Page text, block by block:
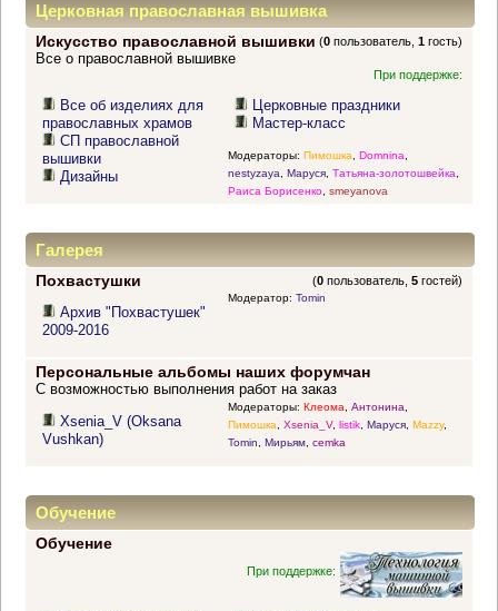
Церковная православная вышивка
Искусство православной вышивки (0 пользователь,1 гость)
Все о православной вышивке
При поддержке:
Все об изделиях для
православных храмов
СП православной
вышивки
Дизайны
Церковные праздники
Мастер-класс
Модераторы: Пимошка Domnina
nestyzaya
Маруся, Татьяна-золотошвейка
Раиса Борисенко, smeyanova
Галерея
Похвастушки (0 пользователь,5 гостей)
Архив "Похвастушек"
2009-2016
Модератор: Tomin
Персональные альбомы наших форумчан
С возможностью выполнения работ на заказ
Xsenia_V (Oksana
Vushkan)
Модераторы: Клеома, Антонина,
Пимошка, Xsenia_V, listik, Маруся, Mazzy,
Tomin, Мирьям, cemka
Обучение
Обучение
При поддержке: